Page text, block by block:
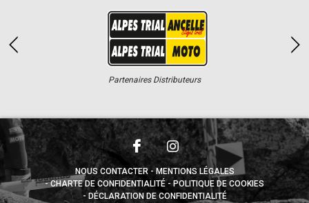
Partenaires Distributeurs
NOUS CONTACTER
MENTIONS LÉGALES
CHARTE DE CONFIDENTIALITÉ
POLITIQUE DE COOKIES
DÉCLARATION DE CONFIDENTIALITÉ